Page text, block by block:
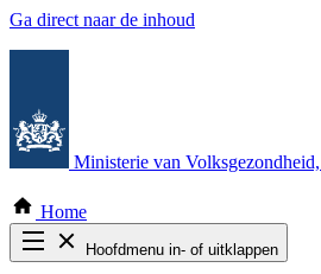
Ga direct naar de inhoud
Ministerie van
Home
Hoofdmenu in- of uitklappen